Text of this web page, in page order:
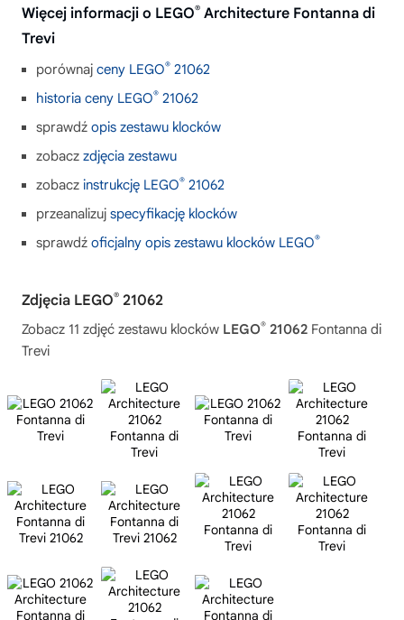
Więcej informacji o LEGO® Architecture Fontanna di
Trevi
porównaj ceny LEGO® 21062
historia ceny LEGO® 21062
sprawdź opis zestawu klocków
zobacz zdjęcia zestawu
zobacz instrukcję LEGO® 21062
przeanalizuj specyfikację klocków
sprawdź oficjalny opis zestawu klocków LEGO®
Zdjęcia LEGO® 21062
Zobacz 11 zdjęć zestawu klocków LEGO® 21062 Fontanna di
Trevi